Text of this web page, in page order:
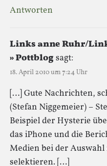
Antworten
Links anne Ruhr/
» Pottblogsagt:
18. April 2010 um 7:24 Uhr
[…] Gute Nachrichten,
(Stefan Niggemeier) –
Beispiel der Hysterie
das iPhone und die
Medien bei der
selektieren. […]